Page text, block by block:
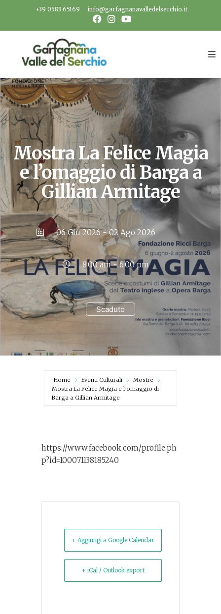
+39 0583 65169 info@garfagnanavalledelserchio.it
Mostra La Felice Magia
e l’omaggio di Barga a
Gillian Armitage
06 Giu 2026- 02 Ago 2026
Scaduto
8:00 am - 6:00 pm
Home Eventi Culturali
Mostre
Mostra La Felice Magia e l’omaggio di
Barga a Gillian Armitage
https://www.facebook.com/profile.ph
p?id=100071138185240
+ Aggiungi a Google Calendar
+ iCal / Outlook export